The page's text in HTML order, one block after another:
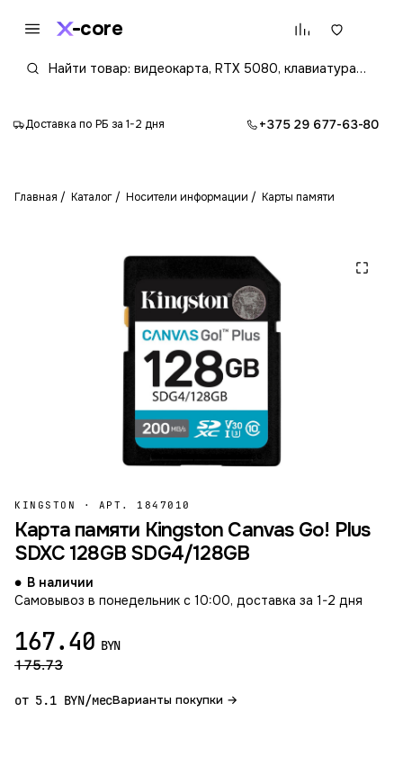
core
Доставка по РБ за 1-2 дня +375 29 677-63-80
Главная Каталог Носители информации Карты памяти
KINGSTON · АРТ. 1847010
Карта памяти Kingston Canvas Go! Plus
SDXC 128GB SDG4/128GB
В наличии
Самовывоз в понедельник с 10:00, доставка за 1-2 дня
167.40 BYN
175.73
от 5.1 BYN/месВарианты покупки →